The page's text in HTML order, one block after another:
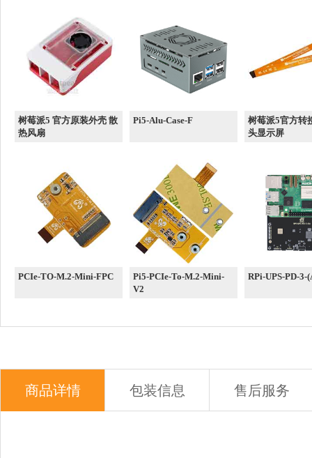
树莓派5 官方原装外壳 散
热风扇
Pi5-Alu-Case-F
树莓派5官方转
头显示屏
PCIe-TO-M.2-Mini-FPC
Pi5-PCIe-To-M.2-Mini-
V2
RPi-UPS-PD-3-
商品详情 包装信息 售后服务